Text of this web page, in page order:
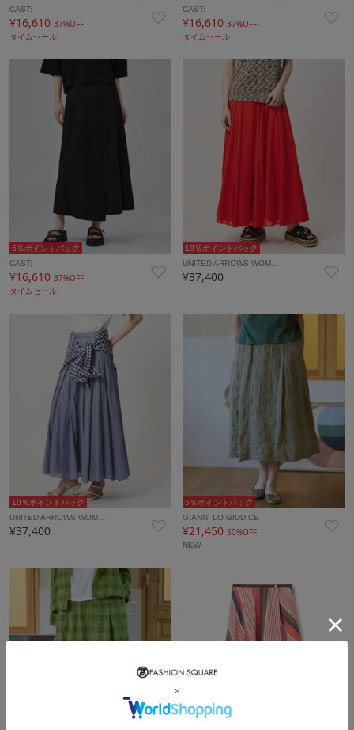
CAST:
¥16,610 37%OFF
タイムセール
CAST:
¥16,61037%OFF
タイムセール
5％ポイントバック
CAST:
¥16,610 37%OFF
タイムセール
10％ポイントバック
UNITED ARROWS WOM…
¥37,400
10％ポイントバック
UNITED ARROWS WOM…
¥37,400
5％ポイントバック
GIANNI LO GIUDICE
¥21,45050%OFF
NEW